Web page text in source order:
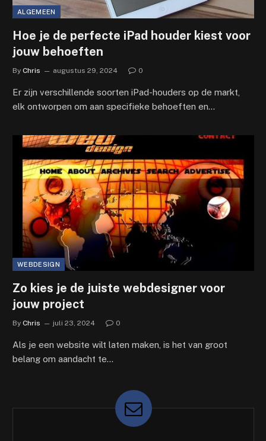
ALGEMEEN
Hoe je de perfecte iPad houder kiest voor
jouw behoeften
By Chris augustus 29, 2024 0
Er zijn verschillende soorten iPad-houders op de markt,
elk ontworpen om aan specifieke behoeften en…
WEBDESIGN
Zo kies je de juiste webdesigner voor
jouw project
By Chris juli 23, 2024 0
Als je een website wilt laten maken, is het van groot
belang om aandacht te…